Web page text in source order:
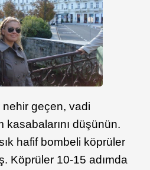
nehir geçen, vadi
düşünün.
hafif bombeli köprüler
Köprüler 10-15 adımda